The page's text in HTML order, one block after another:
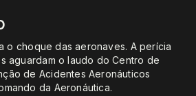
o choque das aeronaves. A perícia
aguardam o laudo do Centro de
de Acidentes Aeronáuticos
da Aeronáutica.